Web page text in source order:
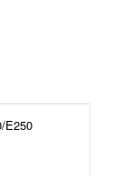
E250